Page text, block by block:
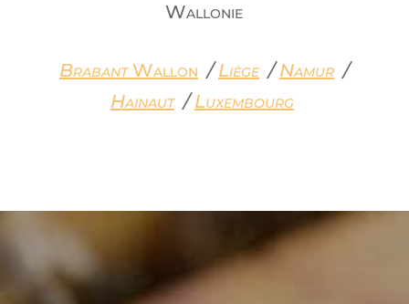
Wallonie
BrabantWallon /Liège/Namur/
Hainaut /Luxembourg